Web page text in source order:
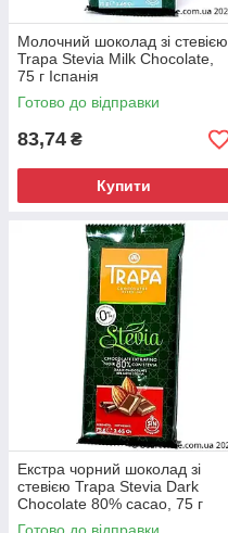
Молочний шоколад зі стевією
Trapa Stevia Milk Chocolate,
75 г Іспанія
Готово до відправки
83,74 ₴
Купити
Екстра чорний шоколад зі
стевією Trapa Stevia Dark
Chocolate 80% cacao, 75 г
Іспанія